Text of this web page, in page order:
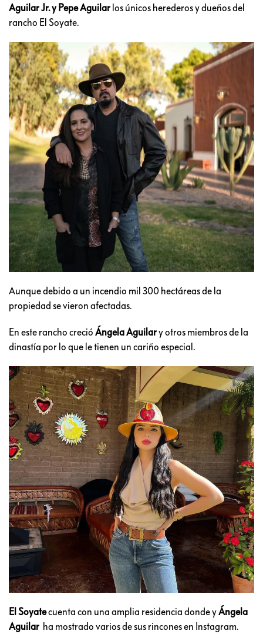
Aguilar Jr. y Pepe Aguilar los únicos herederos y dueños del
rancho El Soyate.
Aunque debido a un incendio mil 300 hectáreas de la
propiedad se vieron afectadas.
En este rancho creció Ángela Aguilary otros miembros de la
dinastía por lo que le tienen un cariño especial.
El Soyatecuenta con una amplia residencia donde yÁngela
Aguilar ha mostrado varios de sus rincones en Instagram.